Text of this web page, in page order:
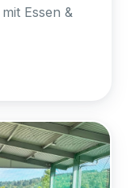
Essen &